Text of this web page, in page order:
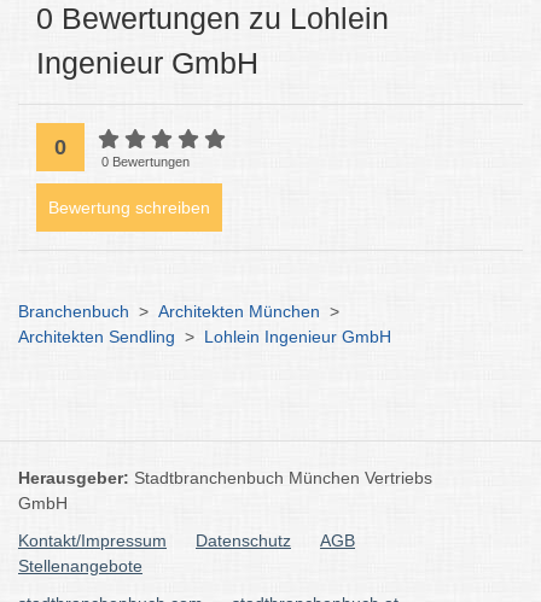
0 Bewertungen zu Lohlein
Ingenieur GmbH
0
0 Bewertungen
Bewertung schreiben
Branchenbuch > Architekten München >
Architekten Sendling > Lohlein Ingenieur GmbH
Herausgeber: Stadtbranchenbuch München Vertriebs
GmbH
Kontakt/Impressum
Datenschutz
AGB
Stellenangebote